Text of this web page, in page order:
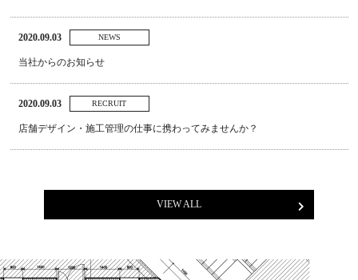
2020.09.03 NEWS
当社からのお知らせ
2020.09.03 RECRUIT
店舗デザイン・施工管理の仕事に携わってみませんか？
VIEW ALL